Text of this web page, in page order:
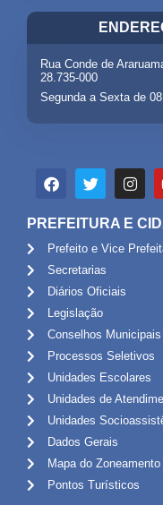
Rua Conde de
28.735-000
Segunda a Sexta de
PREFEITURA E
Prefeito e Vice
Secretarias
Diários Oficiais
Legislação
Conselhos Municipais
Processos Seletivos
Unidades Escolares
Unidades de
Unidades
Dados Gerais
Mapa do Zoneamento
Pontos Turísticos